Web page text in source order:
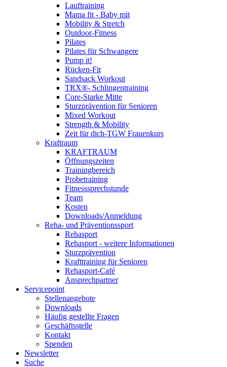
Lauftraining
Mama fit - Baby mit
Mobility & Stretch
Outdoor-Fitness
Pilates
Pilates für Schwangere
Pump it!
Rücken-Fit
Sandsack Workout
TRX®- Schlingentraining
Core-Starke Mitte
Sturzprävention für Senioren
Mixed Workout
Strength & Mobility
Zeit für dich-TGW Frauenkurs
Kraftraum
KRAFTRAUM
Öffnungszeiten
Trainingbereich
Probetraining
Fitnesssprechstunde
Team
Kosten
Downloads/Anmeldung
Reha- und Präventionssport
Rehasport
Rehasport - weitere Informationen
Sturzprävention
Krafttraining für Senioren
Rehasport-Café
Ansprechpartner
Servicepoint
Stellenangebote
Downloads
Häufig gestellte Fragen
Geschäftsstelle
Kontakt
Spenden
Newsletter
Suche